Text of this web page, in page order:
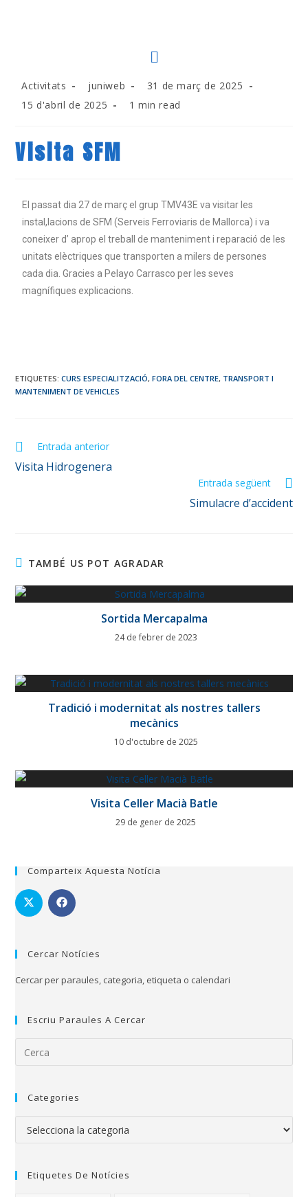
Activitats juniweb
31 de març de 2025
15 d'abril de 2025
1 min read
Visita SFM
El passat dia 27 de març el grup TMV43E va visitar les
instal,lacions de SFM (Serveis Ferroviaris de Mallorca) i va
coneixer d’ aprop el treball de manteniment i reparació de les
unitats elèctriques que transporten a milers de persones
cada dia. Gracies a Pelayo Carrasco per les seves
magnífiques explicacions.
ETIQUETES:CURS ESPECIALITZACIÓ, FORA DEL CENTRE, TRANSPORT I
MANTENIMENT DE VEHICLES
Entrada anterior
Visita Hidrogenera
Entrada següent
Simulacre d’accident
TAMBÉ US POT AGRADAR
Sortida Mercapalma
24 de febrer de 2023
Tradició i modernitat als nostres tallers
mecànics
10 d'octubre de 2025
Visita Celler Macià Batle
29 de gener de 2025
Comparteix Aquesta Notícia
Cercar Notícies
Cercar per paraules, categoria, etiqueta o calendari
Escriu Paraules A Cercar
Categories
Etiquetes De Notícies